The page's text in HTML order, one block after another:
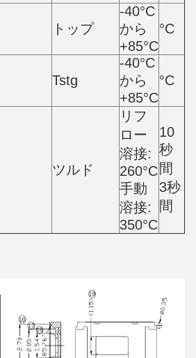
トップ
-40°C
から
+85°C
°C
Tstg
-40°C
から
+85°C
°C
ツルド
リフ
ロー
溶接:
260°C
手動
溶接:
350°C
10
秒
間
3秒
間